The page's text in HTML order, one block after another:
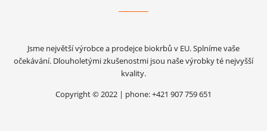
Jsme největší výrobce a prodejce biokrbů v EU. Splníme vaše
očekávání. Dlouholetými zkušenostmi jsou naše výrobky té nejvyšší
kvality.
Copyright © 2022 | phone: +421 907 759 651